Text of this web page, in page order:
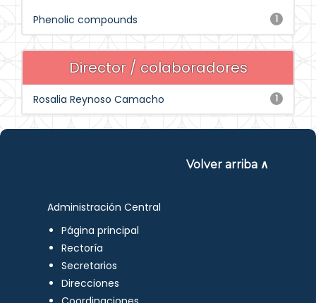
1
Phenolic compounds
Director / colaboradores
1
Rosalia Reynoso Camacho
Volver arriba ∧
Administración Central
Página principal
Rectoría
Secretarios
Direcciones